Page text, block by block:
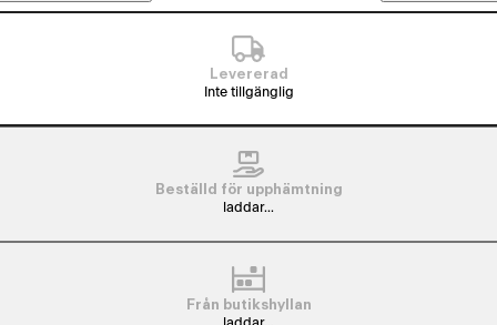
Levererad
Inte tillgänglig
Beställd för upphämtning
laddar...
Från butikshyllan